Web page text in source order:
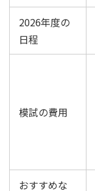
2026年度の
日程
模試の費用
おすすめな